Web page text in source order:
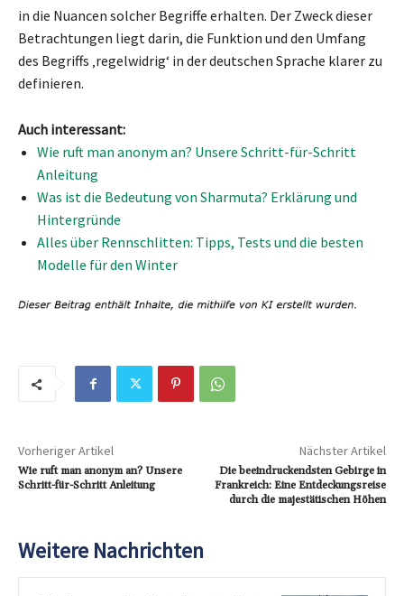
in die Nuancen solcher Begriffe erhalten. Der Zweck dieser
Betrachtungen liegt darin, die Funktion und den Umfang
des Begriffs ‚regelwidrig‘ in der deutschen Sprache klarer zu
definieren.
Auch interessant:
Wie ruft man anonym an? Unsere Schritt-für-Schritt
Anleitung
Was ist die Bedeutung von Sharmuta? Erklärung und
Hintergründe
Alles über Rennschlitten: Tipps, Tests und die besten
Modelle für den Winter
Vorheriger Artikel
Wie ruft man anonym an? Unsere
Schritt-für-Schritt Anleitung
Nächster Artikel
Die beeindruckendsten Gebirge in
Frankreich: Eine Entdeckungsreise
durch die majestätischen Höhen
Weitere Nachrichten